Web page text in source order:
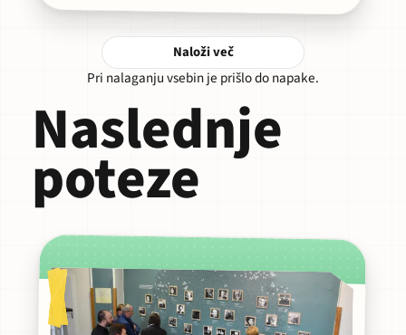
Naloži več
Pri nalaganju vsebin je prišlo do napake.
Naslednje
poteze